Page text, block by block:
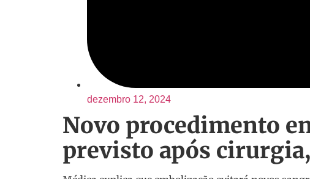
dezembro 12, 2024
Novo procedimento
previsto após